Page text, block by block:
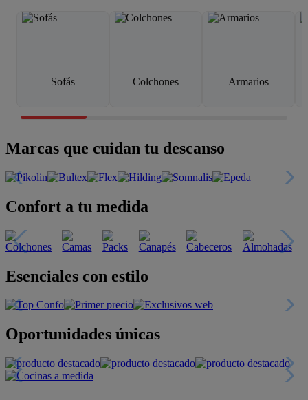
Sofás Colchones Armarios
Marcas que cuidan tu descanso
Confort a tu medida
Esenciales con estilo
Oportunidades únicas